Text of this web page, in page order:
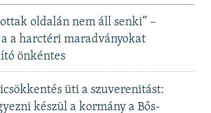
oldalán nem áll senki” –
a harctéri maradványokat
önkéntes
üti a szuverenitást:
készül a kormány a Bős-